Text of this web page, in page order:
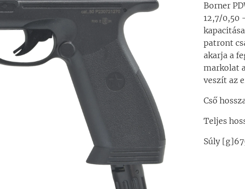
Borner
12,7/0,50
patront
akarja a
markolat
veszít az
Cső
Teljes
Súly